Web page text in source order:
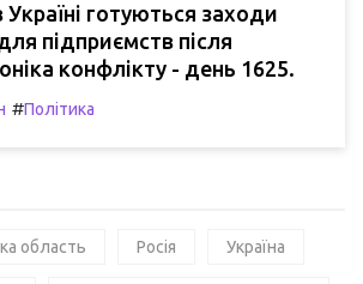
Україні готуються заходи
підприємств після
конфлікту - день 1625.
#Політика
область Росія Україна